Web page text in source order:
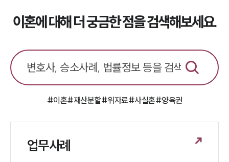
이혼에 대해 더 궁금한 점을 검색해보세요.
#이혼#재산분할#위자료#사실혼#양육권
업무사례